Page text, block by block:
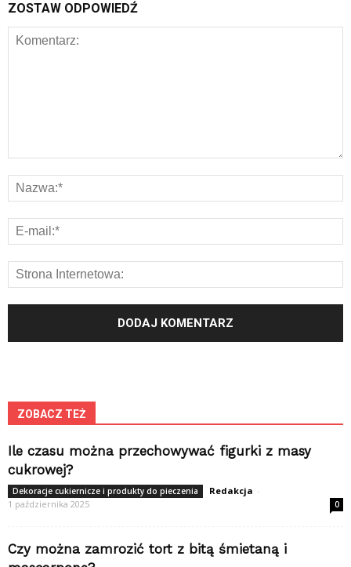
ZOSTAW ODPOWIEDŹ
ZOBACZ TEŻ
Ile czasu można przechowywać figurki z masy
cukrowej?
Dekoracje cukiernicze i produkty do pieczenia Redakcja -
1 października 2025
0
Czy można zamrozić tort z bitą śmietaną i